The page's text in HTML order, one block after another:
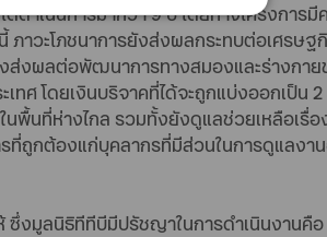
ำเนินการมากว่า 9 ปี โดยทางโครงการมี
ภาวะโภชนาการยังส่งผลกระทบต่อเศรษฐ
ส่งผลต่อพัฒนาการทางสมองและร่างกาย
ศ โดยเงินบริจาคที่ได้จะถูกแบ่งออกเป็น
นพื้นที่ห่างไกล รวมทั้งยังดูแลช่วยเหลือเรื่
ที่ถูกต้องแก่บุคลากรที่มีส่วนในการดูแลงาน
ซึ่งมูลนิธิทีทีบีมีปรัชญาในการดำเนินงานคื